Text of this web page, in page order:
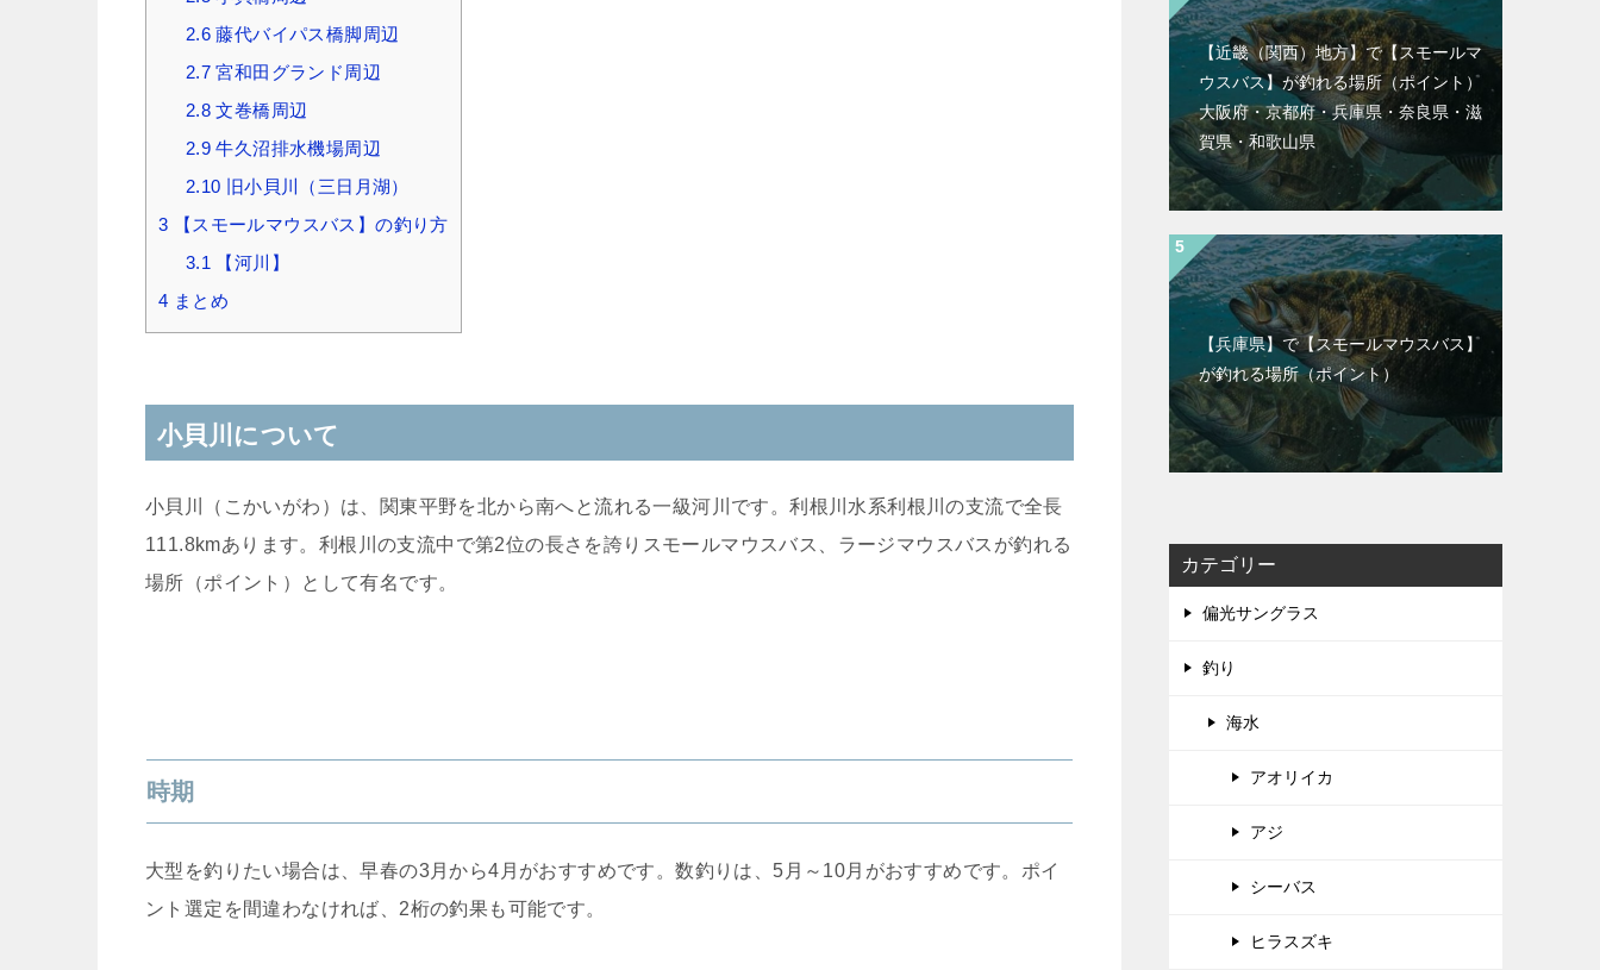
2.6 藤代バイパス橋脚周辺
2.7 宮和田グランド周辺
2.8 文巻橋周辺
2.9 牛久沼排水機場周辺
2.10 旧小貝川（三日月湖）
3 【スモールマウスバス】の釣り方
3.1 【河川】
4 まとめ
小貝川について
小貝川（こかいがわ）は、関東平野を北から南へと流れる一級河川です。利根川水系利根川の支流で全長
111.8kmあります。利根川の支流中で第2位の長さを誇りスモールマウスバス、ラージマウスバスが釣れる
場所（ポイント）として有名です。
時期
大型を釣りたい場合は、早春の3月から4月がおすすめです。数釣りは、5月～10月がおすすめです。ポイ
ント選定を間違わなければ、2桁の釣果も可能です。
【近畿（関西）地方】で【スモールマ
ウスバス】が釣れる場所（ポイント）
大阪府・京都府・兵庫県・奈良県・滋
賀県・和歌山県
【兵庫県】で【スモールマウスバス】
が釣れる場所（ポイント）
カテゴリー
偏光サングラス
釣り
海水
アオリイカ
アジ
シーバス
ヒラスズキ